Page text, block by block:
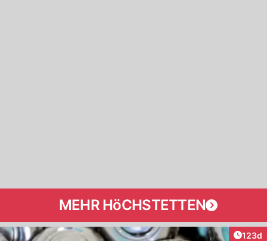
MEHR HöCHSTETTEN
123d